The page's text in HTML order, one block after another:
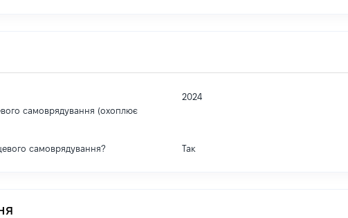
самоврядування (охоплює
2024
самоврядування? Так